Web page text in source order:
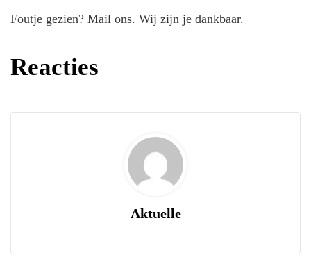
Foutje gezien? Mail ons. Wij zijn je dankbaar.
Reacties
Aktuelle